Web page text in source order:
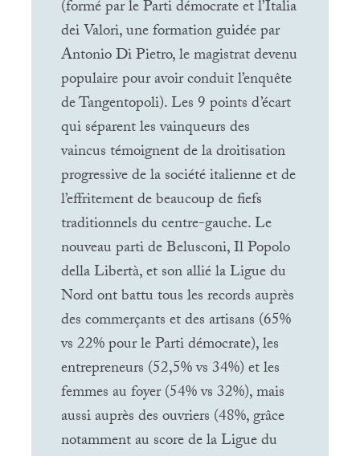
(formé par le Parti démocrate et l’Italia
dei Valori, une formation guidée par
Antonio Di Pietro, le magistrat devenu
populaire pour avoir conduit l’enquête
de Tangentopoli). Les 9 points d’écart
qui séparent les vainqueurs des
vaincus témoignent de la droitisation
progressive de la société italienne et de
l’effritement de beaucoup de fiefs
traditionnels du centre-gauche. Le
nouveau parti de Belusconi, Il Popolo
della Libertà, et son allié la Ligue du
Nord ont battu tous les records auprès
des commerçants et des artisans (65%
vs 22% pour le Parti démocrate), les
entrepreneurs (52,5% vs 34%) et les
femmes au foyer (54% vs 32%), mais
aussi auprès des ouvriers (48%, grâce
notamment au score de la Ligue du